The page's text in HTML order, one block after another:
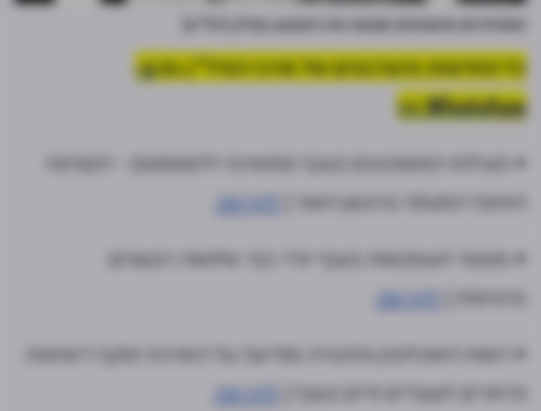
המהלכים והאנשים שעשו את השבוע בנדלן (יח"צ)
כל החדשות והעדכונים של מרכז הנדל"ן גםב-
WhatsApp >>
• פעילות המשקיעים בענף ממשיכה להצטמצם - הקורונה
האיצה המגמה ברבעון השני |
לקריאה
• מספר העסקאות בענף יורד כבר שלושה רבעונים
ברציפות |
לקריאה
• רשות האוכלוסין וההגירה מודיעה על הארכת תוקף רישיונות
והיתרים לעובדים זרים בענף |
לקריאה